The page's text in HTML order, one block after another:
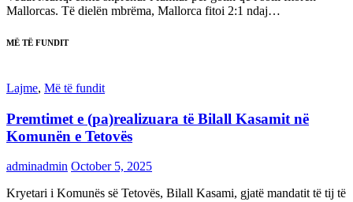
Mallorcas. Të dielën mbrëma, Mallorca fitoi 2:1 ndaj…
MË TË FUNDIT
Lajme, Më të fundit
Premtimet e (pa)realizuara të Bilall Kasamit në
Komunën e Tetovës
adminadmin October 5, 2025
Kryetari i Komunës së Tetovës, Bilall Kasami, gjatë mandatit të tij të